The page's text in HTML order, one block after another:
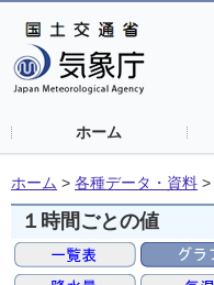
ホーム
ホーム > 各種データ・資料 >
１時間ごとの値